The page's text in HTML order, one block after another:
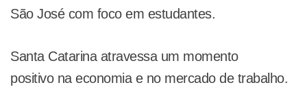
São José com foco em estudantes.
Santa Catarina atravessa um momento
positivo na economia e no mercado de trabalho.